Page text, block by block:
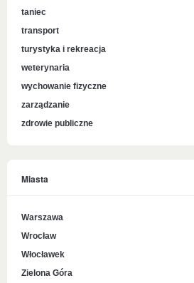
taniec
transport
turystyka i rekreacja
weterynaria
wychowanie fizyczne
zarządzanie
zdrowie publiczne
Miasta
Warszawa
Wrocław
Włocławek
Zielona Góra